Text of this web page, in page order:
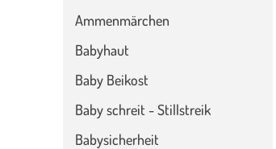
Ammenmärchen
Babyhaut
Baby Beikost
Baby schreit - Stillstreik
Babysicherheit